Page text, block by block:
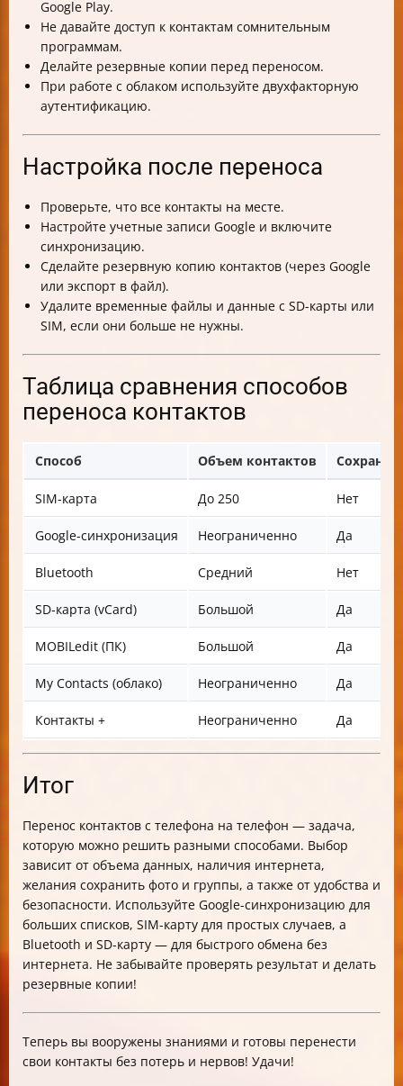
Google Play.
Не давайте доступ к контактам сомнительным
программам.
Делайте резервные копии перед переносом.
При работе с облаком используйте двухфакторную
аутентификацию.
Настройка после переноса
Проверьте, что все контакты на месте.
Настройте учетные записи Google и включите
синхронизацию.
Сделайте резервную копию контактов (через Google
или экспорт в файл).
Удалите временные файлы и данные с SD-карты или
SIM, если они больше не нужны.
Таблица сравнения способов
переноса контактов
Способ Объем контактов
SIM-карта До 250 Нет
Google-синхронизация Неограниченно Да
Bluetooth Средний Нет
SD-карта (vCard) Большой Да
MOBILedit (ПК) Большой Да
My Contacts (облако) Неограниченно Да
Контакты + Неограниченно Да
Итог
Перенос контактов с телефона на телефон — задача,
которую можно решить разными способами. Выбор
зависит от объема данных, наличия интернета,
желания сохранить фото и группы, а также от удобства и
безопасности. Используйте Google-синхронизацию для
больших списков, SIM-карту для простых случаев, а
Bluetooth и SD-карту — для быстрого обмена без
интернета. Не забывайте проверять результат и делать
резервные копии!
Теперь вы вооружены знаниями и готовы перенести
свои контакты без потерь и нервов! Удачи!